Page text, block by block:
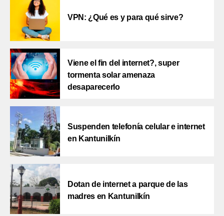
VPN: ¿Qué es y para qué sirve?
Viene el fin del internet?, super
tormenta solar amenaza
desaparecerlo
Suspenden telefonía celular e internet
en Kantunilkín
Dotan de internet a parque de las
madres en Kantunilkín